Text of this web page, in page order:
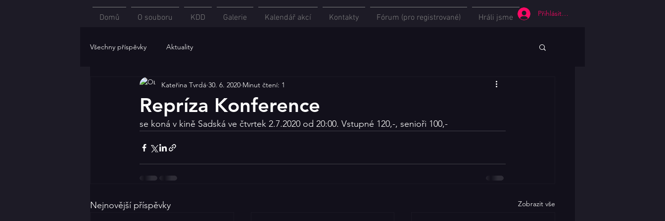
Přihlásit se
Všechny příspěvky Aktuality
Repríza Konference
Kateřina Tvrdá 30. 6. 2020 Minut čtení: 1
se koná v kině Sadská ve čtvrtek 2.7.2020 od 20:00. Vstupné 120,-, senioři 100,-
Nejnovější příspěvky Zobrazit vše
Domů O souboru KDD Galerie Kalendář akcí Kontakty Fórum (pro registrované) Hráli jsme